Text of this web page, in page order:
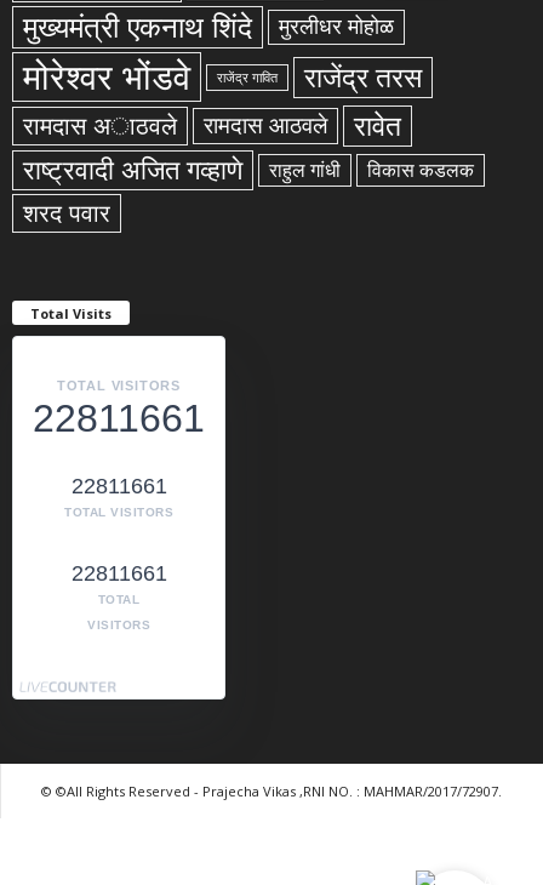
मुख्यमंत्री एकनाथ शिंदे मुरलीधर मोहोळ
मोरेश्वर भोंडवे राजेंद्र गावित राजेंद्र तरस
रामदास अाठवले रामदास आठवले रावेत
राष्ट्रवादी अजित गव्हाणे राहुल गांधी विकास कडलक
शरद पवार
Total Visits
TOTAL VISITORS
22811661
22811661
TOTAL VISITORS
22811661
TOTAL
VISITORS
© ©All Rights Reserved - Prajecha Vikas ,RNI NO. : MAHMAR/2017/72907.